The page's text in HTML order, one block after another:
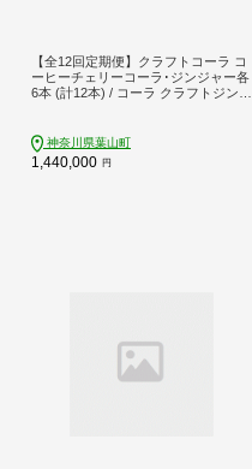
【全12回定期便】クラフトコーラ コ
ーヒーチェリーコーラ･ジンジャー各
6本 (計12本) / コーラ クラフトジンジ
クラフトコーラ 天然 ドリンク 【カ
フェテーロ葉山】 [ASBM021]
神奈川県葉山町
1,440,000 円